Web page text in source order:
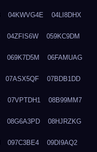
04KWVG4E 04LI8DHX
04ZFIS6W 059KC9DM
069K7D5M 06FAMUAG
07ASX5QF 07BDB1DD
07VPTDH1 08B99MM7
08G6A3PD 08HJRZKG
097C3BE4 09DI9AQ2